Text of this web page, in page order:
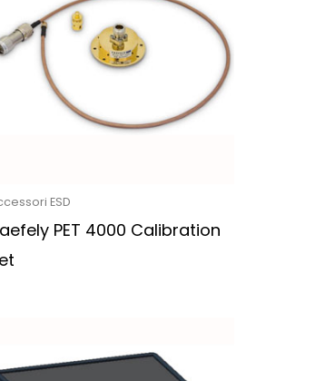
ESD
PET 4000 Calibration